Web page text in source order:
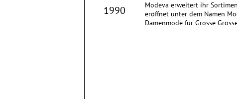
1990
Modeva erweitert ihr
eröffnet unter dem Namen
Damenmode für Grosse